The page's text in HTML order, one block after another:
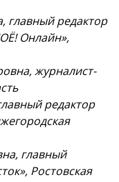
главный редактор
Онлайн»,
журналист-
редактор
главный
Ростовская